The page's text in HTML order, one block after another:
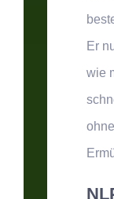
Er
wie
ohne